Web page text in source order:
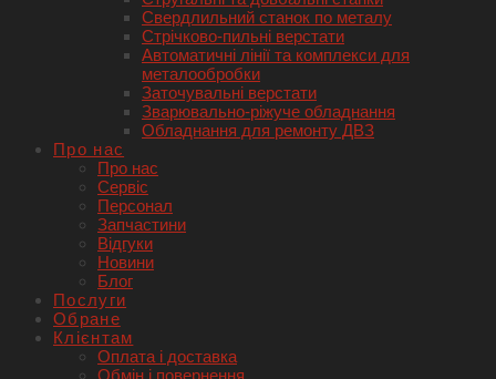
Свердлильний станок по металу
Стрічково-пильні верстати
Автоматичні лінії та комплекси для
металообробки
Заточувальні верстати
Зварювально-ріжуче обладнання
Обладнання для ремонту ДВЗ
Про нас
Про нас
Сервіс
Персонал
Запчастини
Відгуки
Новини
Блог
Послуги
Обране
Клієнтам
Оплата і доставка
Обмін і повернення